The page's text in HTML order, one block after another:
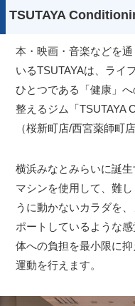
TSUTAYA
本・映画・音楽などを
いるTSUTAYAは、ライ
ひとつである「健康」
整えるジム「TSUTAYA
（桜新町店/西宮薬師町
横浜みなとみらいに誕
マシンを使用して、難
うに動かないカラダを
ポートしているような
体への負担を最小限に
運動を行えます。